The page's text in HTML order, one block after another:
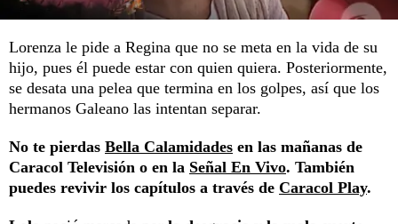
Lorenza le pide a Regina que no se meta en la vida de su
hijo, pues él puede estar con quien quiera. Posteriormente,
se desata una pelea que termina en los golpes, así que los
hermanos Galeano las intentan separar.
No te pierdas Bella Calamidades en las mañanas de
Caracol Televisión o en la Señal En Vivo. También
puedes revivir los capítulos a través de Caracol Play.